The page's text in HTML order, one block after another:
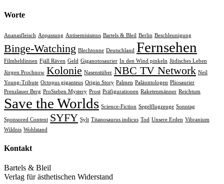
Worte
Ananasfleisch Anpassung Antisemisismus Bartels & Bleil Berlin Beschleunigung
Binge-Watching Blechtonne Deutschland Fernsehen
Filmheldinnen Fjäll Räven Geld Giganotosaurier In den Wind pinkeln Jüdisches Leben
Jürgen Prochnow Kolonie Nasenstüber NBC TV Network Neil
Young-Tribute Octopus giganteus Origin Story Palmen Paläontologen Pliosaurier
Prenzlauer Berg ProSieben Mystery Prost Präfigurationen Raketenmänner Reichtum
Save the Worlds Science-Fiction Segelflugzeuge Sonntag
Sponsored Content SYFY Sylt Titanosaurus indicus Tod Unsere Erden Vibranium
Wildnis Wohlstand
Kontakt
Bartels & Bleil
Verlag für ästhetischen Widerstand